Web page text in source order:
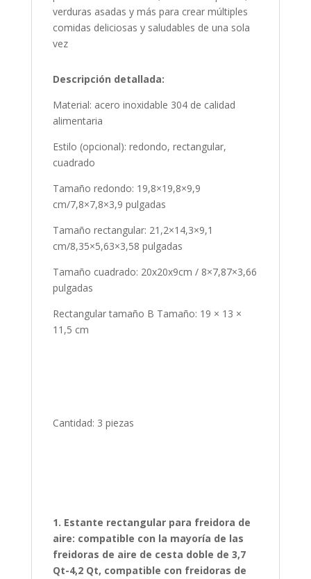
verduras asadas y más para crear múltiples
comidas deliciosas y saludables de una sola
vez
Descripción detallada:
Material: acero inoxidable 304 de calidad
alimentaria
Estilo (opcional): redondo, rectangular,
cuadrado
Tamaño redondo: 19,8×19,8×9,9
cm/7,8×7,8×3,9 pulgadas
Tamaño rectangular: 21,2×14,3×9,1
cm/8,35×5,63×3,58 pulgadas
Tamaño cuadrado: 20x20x9cm / 8×7,87×3,66
pulgadas
Rectangular tamaño B Tamaño: 19 × 13 ×
11,5 cm
Cantidad: 3 piezas
1. Estante rectangular para freidora de
aire: compatible con la mayoría de las
freidoras de aire de cesta doble de 3,7
Qt-4,2 Qt, compatible con freidoras de